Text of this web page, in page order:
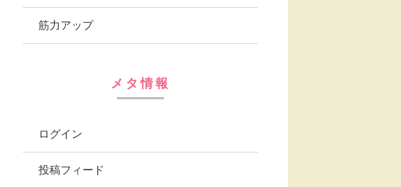
筋力アップ
メタ情報
ログイン
投稿フィード